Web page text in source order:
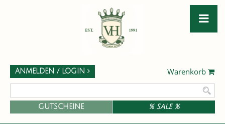
Warenkorb
ANMELDEN / LOGIN
GUTSCHEINE % SALE %